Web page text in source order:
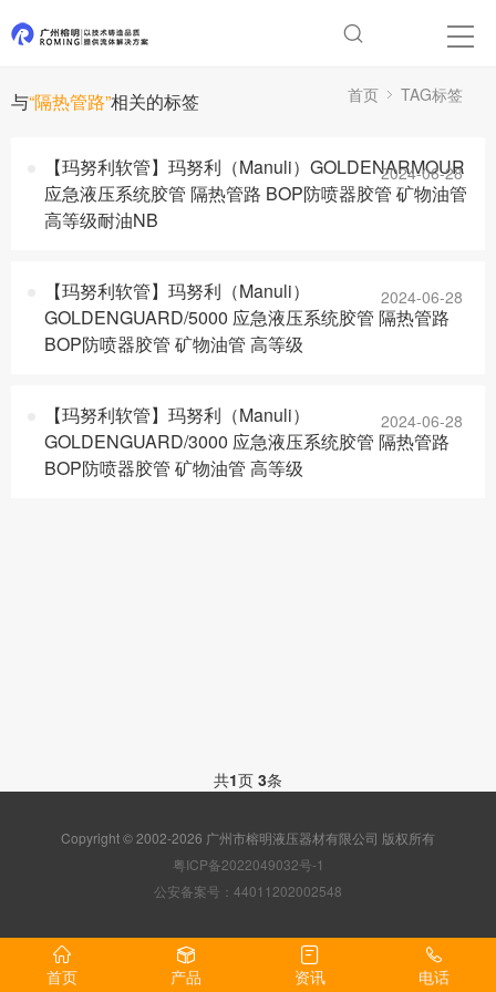
与“隔热管路”相关的标签 首页 TAG标签
【玛努利软管】玛努利（Manuli）GOLDENARMOUR
应急液压系统胶管 隔热管路 BOP防喷器胶管 矿物油管
高等级耐油NB
2024-06-28
【玛努利软管】玛努利（Manuli）
GOLDENGUARD/5000 应急液压系统胶管 隔热管路
BOP防喷器胶管 矿物油管 高等级
2024-06-28
【玛努利软管】玛努利（Manuli）
GOLDENGUARD/3000 应急液压系统胶管 隔热管路
BOP防喷器胶管 矿物油管 高等级
2024-06-28
共1页 3条
Copyright © 2002-2026 广州市榕明液压器材有限公司 版权所有
粤ICP备2022049032号-1
公安备案号：44011202002548
首页 产品 资讯 电话